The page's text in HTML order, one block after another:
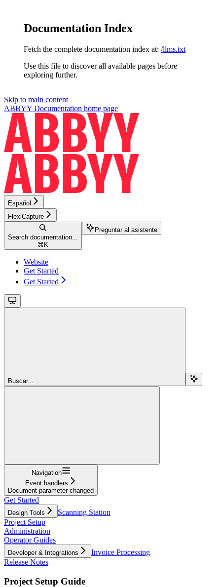
Documentation Index
Fetch the complete documentation index at: /llms.txt
Use this file to discover all available pages before
exploring further.
Skip to main content
ABBYY Documentation home page
Español
FlexiCapture
Search documentation...
⌘ K
Preguntar al asistente
Website
Get Started
Get Started
Buscar...
Navigation
Event handlers
Document parameter changed
Get Started
Design Tools
Scanning Station
Project Setup
Administration
Operator Guides
Developer & Integrations
Invoice Processing
Release Notes
Project Setup Guide